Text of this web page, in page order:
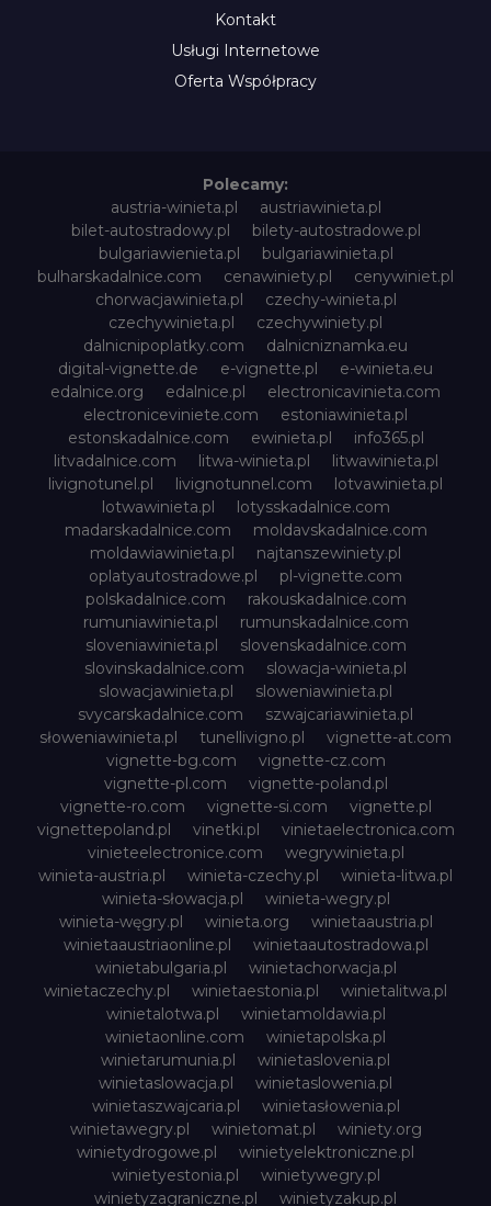
Kontakt
Usługi Internetowe
Oferta Współpracy
Polecamy:
austria-winieta.pl
austriawinieta.pl
bilet-autostradowy.pl
bilety-autostradowe.pl
bulgariawienieta.pl
bulgariawinieta.pl
bulharskadalnice.com
cenawiniety.pl
cenywiniet.pl
chorwacjawinieta.pl
czechy-winieta.pl
czechywinieta.pl
czechywiniety.pl
dalnicnipoplatky.com
dalnicniznamka.eu
digital-vignette.de
e-vignette.pl
e-winieta.eu
edalnice.org
edalnice.pl
electronicavinieta.com
electroniceviniete.com
estoniawinieta.pl
estonskadalnice.com
ewinieta.pl
info365.pl
litvadalnice.com
litwa-winieta.pl
litwawinieta.pl
livignotunel.pl
livignotunnel.com
lotvawinieta.pl
lotwawinieta.pl
lotysskadalnice.com
madarskadalnice.com
moldavskadalnice.com
moldawiawinieta.pl
najtanszewiniety.pl
oplatyautostradowe.pl
pl-vignette.com
polskadalnice.com
rakouskadalnice.com
rumuniawinieta.pl
rumunskadalnice.com
sloveniawinieta.pl
slovenskadalnice.com
slovinskadalnice.com
slowacja-winieta.pl
slowacjawinieta.pl
sloweniawinieta.pl
svycarskadalnice.com
szwajcariawinieta.pl
słoweniawinieta.pl
tunellivigno.pl
vignette-at.com
vignette-bg.com
vignette-cz.com
vignette-pl.com
vignette-poland.pl
vignette-ro.com
vignette-si.com
vignette.pl
vignettepoland.pl
vinetki.pl
vinietaelectronica.com
vinieteelectronice.com
wegrywinieta.pl
winieta-austria.pl
winieta-czechy.pl
winieta-litwa.pl
winieta-słowacja.pl
winieta-wegry.pl
winieta-węgry.pl
winieta.org
winietaaustria.pl
winietaaustriaonline.pl
winietaautostradowa.pl
winietabulgaria.pl
winietachorwacja.pl
winietaczechy.pl
winietaestonia.pl
winietalitwa.pl
winietalotwa.pl
winietamoldawia.pl
winietaonline.com
winietapolska.pl
winietarumunia.pl
winietaslovenia.pl
winietaslowacja.pl
winietaslowenia.pl
winietaszwajcaria.pl
winietasłowenia.pl
winietawegry.pl
winietomat.pl
winiety.org
winietydrogowe.pl
winietyelektroniczne.pl
winietyestonia.pl
winietywegry.pl
winietyzagraniczne.pl
winietyzakup.pl